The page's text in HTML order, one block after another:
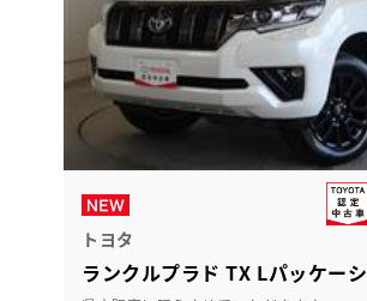
トヨタ
ランクルプラド TX Lパッケーシ